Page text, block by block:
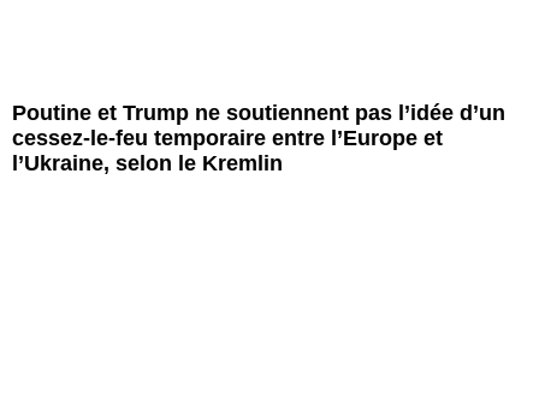
Poutine et Trump ne soutiennent pas l’idée d’un
cessez-le-feu temporaire entre l’Europe et
l’Ukraine, selon le Kremlin